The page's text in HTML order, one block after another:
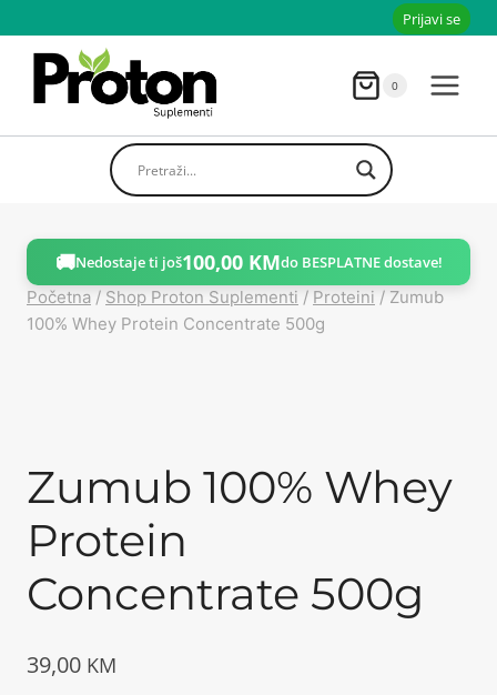
sadržaja
Prijavi se
0
🚚Nedostaje ti još100,00 KMdo BESPLATNE dostave!
Početna / Shop Proton Suplementi / Proteini / Zumub
100% Whey Protein Concentrate 500g
Zumub 100% Whey
Protein
Concentrate 500g
39,00 KM